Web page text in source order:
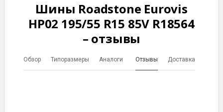
Шины Roadstone Eurovis
HP02 195/55 R15 85V R18564
– отзывы
Обзор Типоразмеры Аналоги Отзывы Доставка